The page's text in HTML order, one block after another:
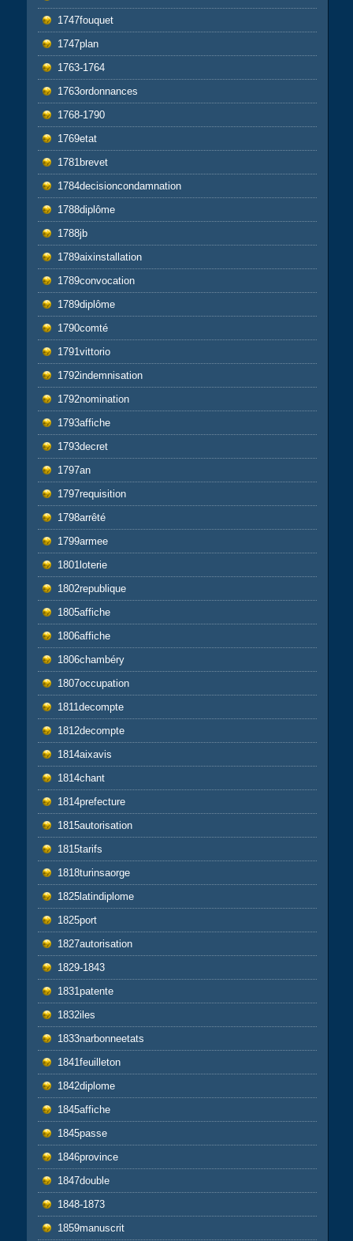
1747fouquet
1747plan
1763-1764
1763ordonnances
1768-1790
1769etat
1781brevet
1784decisioncondamnation
1788diplôme
1788jb
1789aixinstallation
1789convocation
1789diplôme
1790comté
1791vittorio
1792indemnisation
1792nomination
1793affiche
1793decret
1797an
1797requisition
1798arrêté
1799armee
1801loterie
1802republique
1805affiche
1806affiche
1806chambéry
1807occupation
1811decompte
1812decompte
1814aixavis
1814chant
1814prefecture
1815autorisation
1815tarifs
1818turinsaorge
1825latindiplome
1825port
1827autorisation
1829-1843
1831patente
1832iles
1833narbonneetats
1841feuilleton
1842diplome
1845affiche
1845passe
1846province
1847double
1848-1873
1859manuscrit